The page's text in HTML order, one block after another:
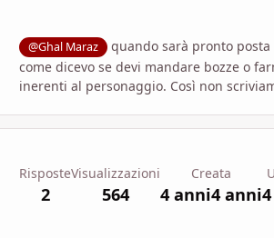
@Ghal Maraz
quando sarà pronto
come dicevo se devi mandare bozze o
inerenti al personaggio. Così non
Risposte
2
Visualizzazioni
564
Creata
4 anni4 anni